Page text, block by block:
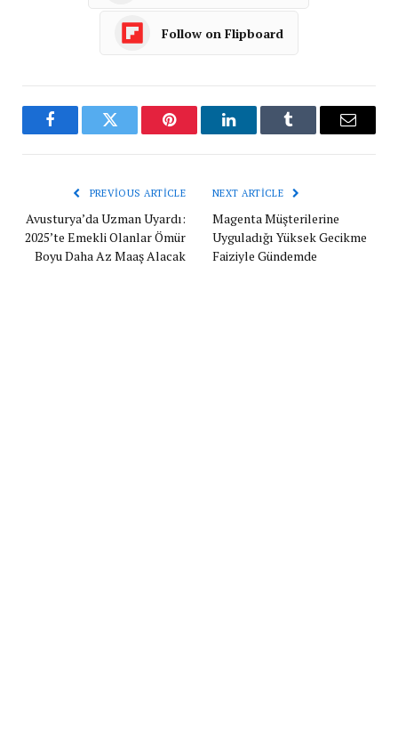
Follow on Flipboard
FacebookTwitter Pinterest LinkedInTumblr Email
PREVIOUS ARTICLE
Avusturya’da Uzman Uyardı:
2025’te Emekli Olanlar Ömür
Boyu Daha Az Maaş Alacak
NEXT ARTICLE
Magenta Müşterilerine
Uyguladığı Yüksek Gecikme
Faiziyle Gündemde